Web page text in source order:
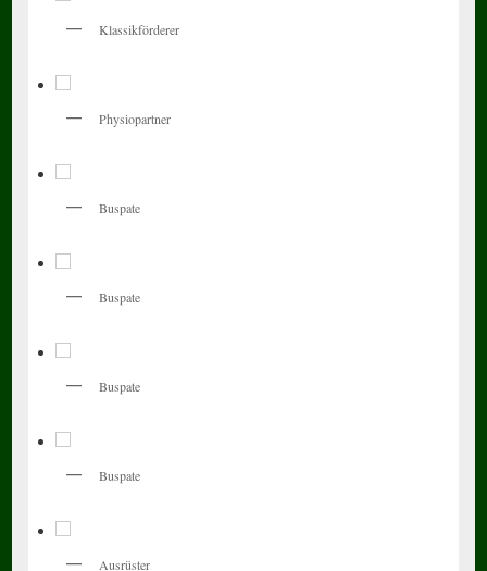
Klassikförderer
Physiopartner
Buspate
Buspate
Buspate
Buspate
Ausrüster